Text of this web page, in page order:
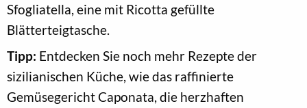
Sfogliatella, eine mit Ricotta gefüllte
Blätterteigtasche.
Tipp: Entdecken Sie noch mehr Rezepte der
sizilianischen Küche, wie das raffinierte
Gemüsegericht Caponata, die herzhaften